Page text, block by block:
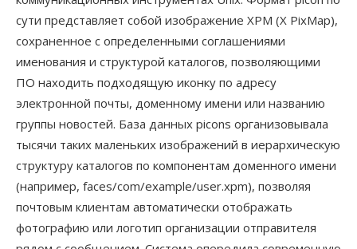
сути представляет собой изображение XPM (X PixMap),
сохраненное с определенными соглашениями
именования и структурой каталогов, позволяющими
ПО находить подходящую иконку по адресу
электронной почты, доменному имени или названию
группы новостей. База данных picons организовывала
тысячи таких маленьких изображений в иерархическую
структуру каталогов по компонентам доменного имени
(например, faces/com/example/user.xpm), позволяя
почтовым клиентам автоматически отображать
фотографию или логотип организации отправителя